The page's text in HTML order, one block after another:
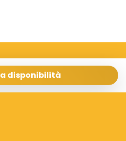
disponibilità
Ragusa 97100
- 3337073100